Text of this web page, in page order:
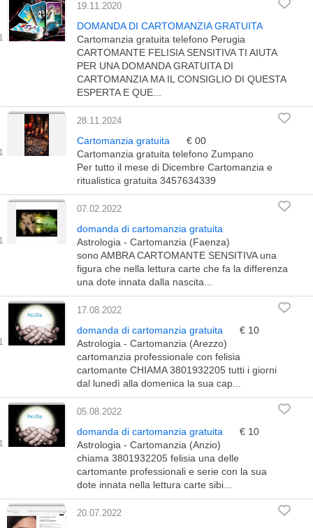
19.11.2020
DOMANDA DI CARTOMANZIA GRATUITA
Cartomanzia gratuita telefono Perugia
CARTOMANTE FELISIA SENSITIVA TI AIUTA
PER UNA DOMANDA GRATUITA DI
CARTOMANZIA MA IL CONSIGLIO DI QUESTA
ESPERTA E QUE...
28.11.2024
Cartomanzia gratuita
€ 00
Cartomanzia gratuita telefono Zumpano
Per tutto il mese di Dicembre Cartomanzia e
ritualistica gratuita 3457634339
07.02.2022
domanda di cartomanzia gratuita
Astrologia - Cartomanzia (Faenza)
sono AMBRA CARTOMANTE SENSITIVA una
figura che nella lettura carte che fa la differenza
una dote innata dalla nascita...
17.08.2022
domanda di cartomanzia gratuita
€ 10
Astrologia - Cartomanzia (Arezzo)
cartomanzia professionale con felisia
cartomante CHIAMA 3801932205 tutti i giorni
dal lunedì alla domenica la sua cap...
05.08.2022
domanda di cartomanzia gratuita
€ 10
Astrologia - Cartomanzia (Anzio)
chiama 3801932205 felisia una delle
cartomante professionali e serie con la sua
dote innata nella lettura carte sibi...
20.07.2022